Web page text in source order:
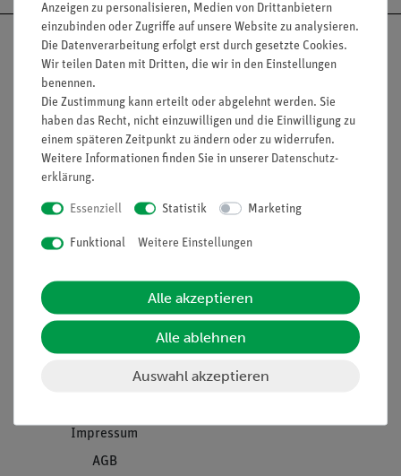
Nach oben
Informationen
Unternehmen
Stellenangebote
Kontakt
Hinweisgeberschutz
Impressum
AGB
Übersicht Service
Inventarisierungs- &
Einräumservice
Inbetriebnahme & Schulungen
Kundendienst
Anzeigen zu personalisieren, Medien von Drittanbietern
einzubinden oder Zugriffe auf unsere Website zu analysieren.
Die Datenverarbeitung erfolgt erst durch gesetzte Cookies.
Wir teilen Daten mit Dritten, die wir in den Einstellungen
benennen.
Die Zustimmung kann erteilt oder abgelehnt werden. Sie
haben das Recht, nicht einzuwilligen und die Einwilligung zu
einem späteren Zeitpunkt zu ändern oder zu widerrufen.
Weitere Informationen finden Sie in unserer Daten­schutz­
erklärung.
Essenziell Statistik Marketing
Funktional Weitere Einstellungen
Alle akzeptieren
Alle ablehnen
Auswahl akzeptieren